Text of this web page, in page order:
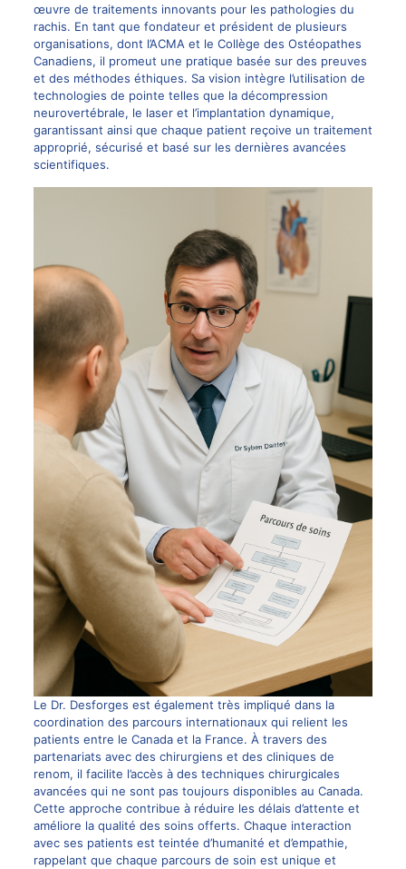
œuvre de traitements innovants pour les pathologies du
rachis. En tant que fondateur et président de plusieurs
organisations, dont l’ACMA et le Collège des Ostéopathes
Canadiens, il promeut une pratique basée sur des preuves
et des méthodes éthiques. Sa vision intègre l’utilisation de
technologies de pointe telles que la décompression
neurovertébrale, le laser et l’implantation dynamique,
garantissant ainsi que chaque patient reçoive un traitement
approprié, sécurisé et basé sur les dernières avancées
scientifiques.
Le Dr. Desforges est également très impliqué dans la
coordination des parcours internationaux qui relient les
patients entre le Canada et la France. À travers des
partenariats avec des chirurgiens et des cliniques de
renom, il facilite l’accès à des techniques chirurgicales
avancées qui ne sont pas toujours disponibles au Canada.
Cette approche contribue à réduire les délais d’attente et
améliore la qualité des soins offerts. Chaque interaction
avec ses patients est teintée d’humanité et d’empathie,
rappelant que chaque parcours de soin est unique et